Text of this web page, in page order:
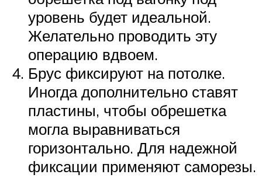
уровень будет идеальной.
Желательно проводить эту
операцию вдвоем.
Брус фиксируют на потолке.
Иногда дополнительно ставят
пластины, чтобы обрешетка
могла выравниваться
горизонтально. Для надежной
фиксации применяют саморезы.